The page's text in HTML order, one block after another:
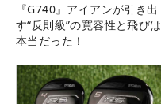
『G740』アイアンが引き出
す“反則級”の寛容性と飛びは
本当だった！